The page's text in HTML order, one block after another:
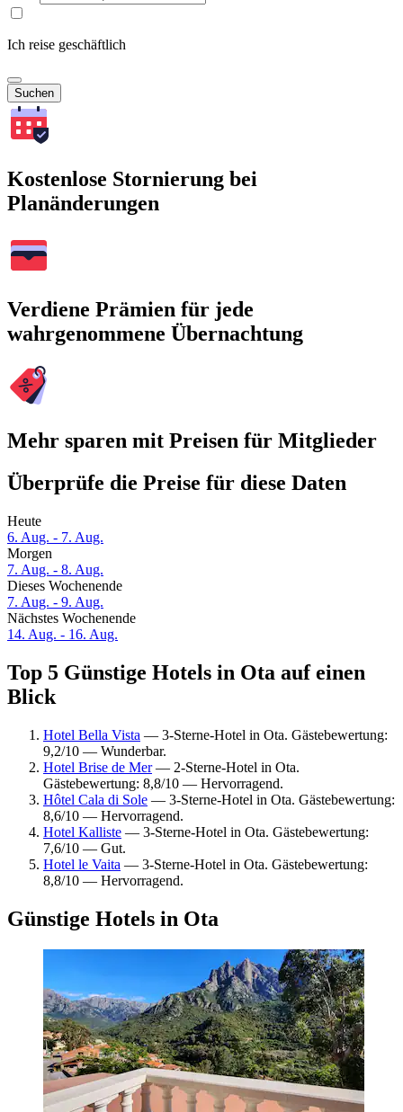
Ich reise geschäftlich
Suchen
Kostenlose Stornierung bei
Planänderungen
Verdiene Prämien für jede
wahrgenommene Übernachtung
Mehr sparen mit Preisen für Mitglieder
Überprüfe die Preise für diese Daten
Heute
6. Aug. - 7. Aug.
Morgen
7. Aug. - 8. Aug.
Dieses Wochenende
7. Aug. - 9. Aug.
Nächstes Wochenende
14. Aug. - 16. Aug.
Top 5 Günstige Hotels in Ota auf einen
Blick
Hotel Bella Vista — 3-Sterne-Hotel in Ota. Gästebewertung:
9,2/10 — Wunderbar.
Hotel Brise de Mer— 2-Sterne-Hotel in Ota.
Gästebewertung: 8,8/10 — Hervorragend.
Hôtel Cala di Sole — 3-Sterne-Hotel in Ota. Gästebewertung:
8,6/10 — Hervorragend.
Hotel Kalliste — 3-Sterne-Hotel in Ota. Gästebewertung:
7,6/10 — Gut.
Hotel le Vaita — 3-Sterne-Hotel in Ota. Gästebewertung:
8,8/10 — Hervorragend.
Günstige Hotels in Ota